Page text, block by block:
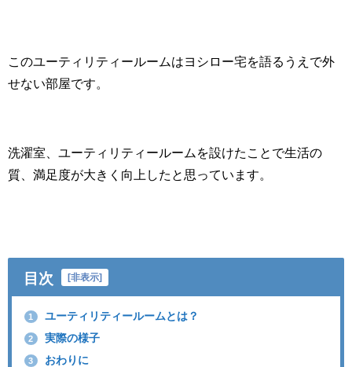
このユーティリティールームはヨシロー宅を語るうえで外
せない部屋です。
洗濯室、ユーティリティールームを設けたことで生活の
質、満足度が大きく向上したと思っています。
目次 [非表示]
1 ユーティリティールームとは？
2 実際の様子
3 おわりに